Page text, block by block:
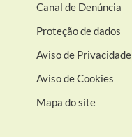
Canal de Denúncia
Proteção de dados
Aviso de Privacidade
Aviso de Cookies
Mapa do site